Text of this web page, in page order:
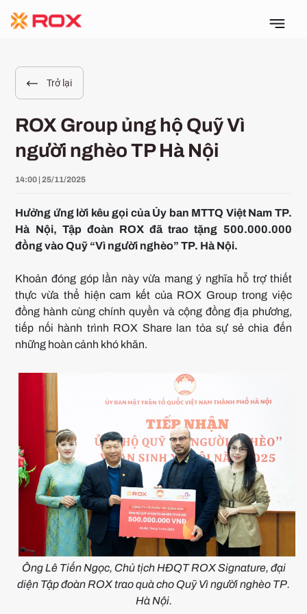
Trở lại
ROX Group ủng hộ Quỹ Vì
người nghèo TP Hà Nội
14:00 | 25/11/2025
Hưởng ứng lời kêu gọi của Ủy ban MTTQ Việt Nam TP.
Hà Nội, Tập đoàn ROX đã trao tặng 500.000.000
đồng vào Quỹ “Vì người nghèo” TP. Hà Nội.
Khoản đóng góp lần này vừa mang ý nghĩa hỗ trợ thiết
thực vừa thể hiện cam kết của ROX Group trong việc
đồng hành cùng chính quyền và cộng đồng địa phương,
tiếp nối hành trình ROX Share lan tỏa sự sẻ chia đến
những hoàn cảnh khó khăn.
Ông Lê Tiến Ngọc, Chủ tịch HĐQT ROX Signature, đại
diện Tập đoàn ROX trao quà cho Quỹ Vì người nghèo TP.
Hà Nội.